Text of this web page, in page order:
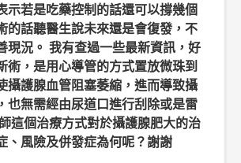
示若是吃藥控制的話還可以撐幾個
的話聽醫生說未來還是會復發，不
現況。 我有查過一些最新資訊，好
術，是用心導管的方式置放微珠到
攝護腺血管阻塞萎縮，進而導致攝
也無需經由尿道口進行刮除或是雷
這個治療方式對於攝護腺肥大的治
、風險及併發症為何呢？謝謝